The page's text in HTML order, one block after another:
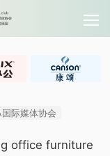
国际媒体协会
office furniture